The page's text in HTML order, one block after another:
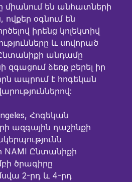
միանում են անհատների
օգնում են
իրենց կոլեկտիվ
և սովորած
անդամը
զգացում ձեռք բերել իր
ապրում է հոգեկան
Հոգեկան
ազգային դաշինքի
NAMI Ընտանիքի
ծրագիրը
2-րդ և 4-րդ